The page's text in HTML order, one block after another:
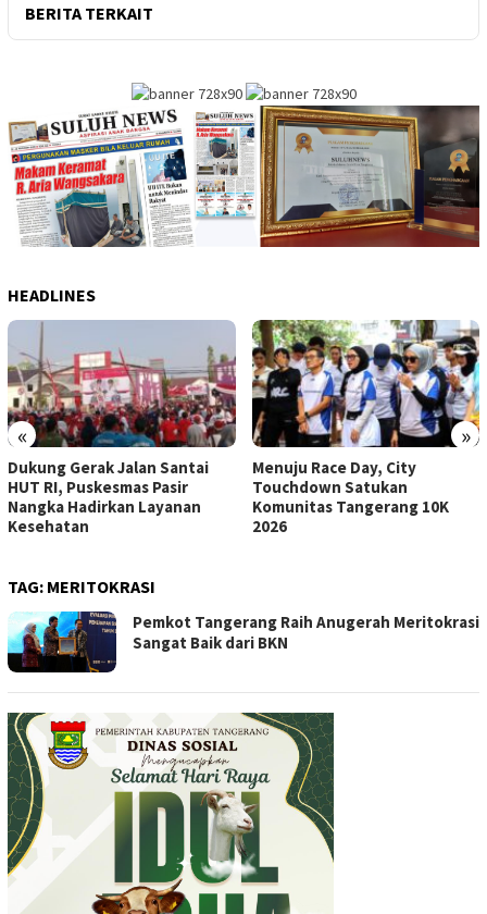
BERITA TERKAIT
HEADLINES
« »
Dukung Gerak Jalan Santai
HUT RI, Puskesmas Pasir
Nangka Hadirkan Layanan
Kesehatan
Menuju Race Day, City
Touchdown Satukan
Komunitas Tangerang 10K
2026
TAG: MERITOKRASI
Pemkot Tangerang Raih Anugerah Meritokrasi
Sangat Baik dari BKN